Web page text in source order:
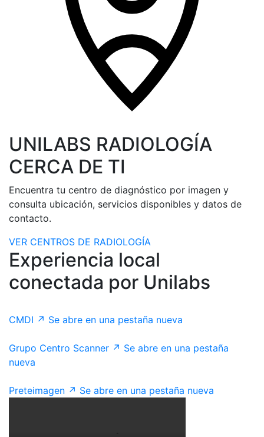
UNILABS RADIOLOGÍA
CERCA DE TI
Encuentra tu centro de diagnóstico por imagen y
consulta ubicación, servicios disponibles y datos de
contacto.
VER CENTROS DE RADIOLOGÍA
Experiencia local
conectada por Unilabs
CMDI ↗ Se abre en una pestaña nueva
Grupo Centro Scanner ↗ Se abre en una pestaña
nueva
Preteimagen ↗ Se abre en una pestaña nueva